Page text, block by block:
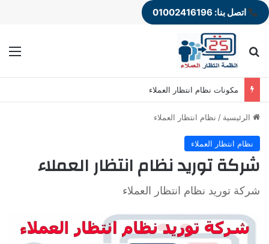
اتصل بنا: 01002416196
بحث عن
مكونات نظام انتظار العملاء
الرئيسية / نظام انتظار العملاء
نظام انتظار العملاء
شركة توريد نظام انتظار العملاء
شركة توريد نظام انتظار العملاء